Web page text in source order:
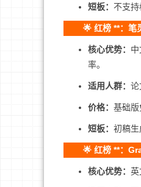
短板： 不支
🌟 红榜 **：
核心优势：
率。
适用人群： 论
价格： 基础版
短板： 初稿生
🌟 红榜 **：
核心优势： 英